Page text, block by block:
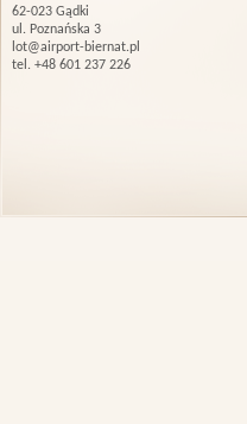
62-023 Gądki
ul. Poznańska 3
lot@airport-biernat.pl
tel. +48 601 237 226